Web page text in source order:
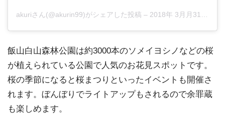
akuriさん(@akurin99)がシェアした投稿 – 2018年 3月月31日午後10時15分PDT
飯山白山森林公園は約3000本のソメイヨシノなどの桜
が植えられている公園で人気のお花見スポットです。
桜の季節になると桜まつりといったイベントも開催さ
れます。ぼんぼりでライトアップもされるので余罪蔵
も楽しめます。